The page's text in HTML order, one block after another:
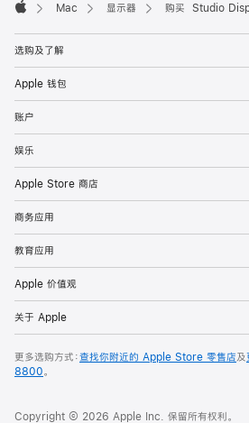
Mac 显示器 购买 Studio
选购及了解
Apple 钱包
账户
娱乐
Apple Store 商店
商务应用
教育应用
Apple 价值观
关于 Apple
更多选购方式：查找你附近的 Apple Store 零售店及
8800。
Copyright © 2026 Apple Inc. 保留所有权利。